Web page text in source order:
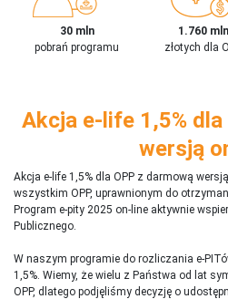
30 mln
pobrań programu
1.760 mln
złotych dla
Akcja e-life 1,5%
wersją
Akcja e-life 1,5% dla OPP z darmową
wszystkim OPP, uprawnionym do
Program e-pity 2025 on-line aktywnie
Publicznego.
W naszym programie do rozliczania e-
1,5%. Wiemy, że wielu z Państwa od lat
OPP, dlatego podjęliśmy decyzję o